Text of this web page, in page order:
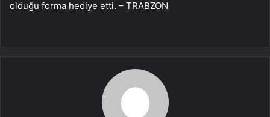
olduğu forma hediye etti. – TRABZON